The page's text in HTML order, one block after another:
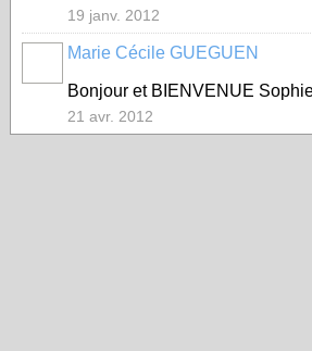
19 janv. 2012
Marie Cécile GUEGUEN
Bonjour et BIENVENUE
21 avr. 2012